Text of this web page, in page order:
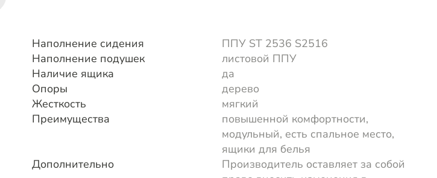
Наполнение сидения
ППУ ST 2536 S2516
Наполнение подушек
листовой ППУ
Наличие ящика
да
Опоры
дерево
Жесткость
мягкий
Преимущества
повышенной комфортности,
модульный, есть спальное место,
ящики для белья
Дополнительно
Производитель оставляет за собой